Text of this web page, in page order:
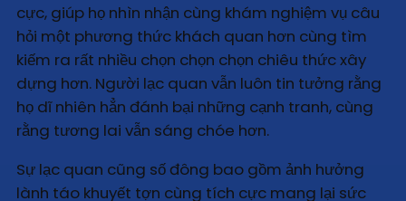
cực, giúp họ nhìn nhận cùng khám nghiệm vụ câu
hỏi một phương thức khách quan hơn cùng tìm
kiếm ra rất nhiều chọn chọn chọn chiêu thức xây
dựng hơn. Người lạc quan vẫn luôn tin tưởng rằng
họ dĩ nhiên hẳn đánh bại những cạnh tranh, cùng
rằng tương lai vẫn sáng chóe hơn.
Sự lạc quan cũng số đông bao gồm ảnh hưởng
lành táo khuyết tợn cùng tích cực mang lại sức